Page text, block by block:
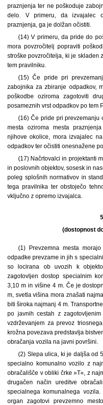
praznjenja ter ne poškoduje
delo. V primeru, da izvajalec
praznjenja, ga je dolžan očistiti.
(14) V primeru, da pride do
mora povzročitelj popraviti
stroške povzročitelja, ki je skladen
tem pravilniku.
(15) Če pride pri
zabojnika za zbiranje odpadkov,
poškodbe oziroma zagotoviti
posameznih vrst odpadkov po tem
(16) Če pride pri prevzemanju
mesta oziroma mesta
njihove okolice, mora izvajalec
odpadkov ter očistiti onesnažene
(17) Načrtovalci in projektanti
in poslovnih objektov, sosesk in
poleg splošnih normativov in
tega pravilnika ter obstoječo
vključno z opremo izvajalca.
(dostopnost
(1)
Prevzemna mesta
odpadke prevzame in jih s
so locirana ob uvozih k
zagotovljen dostop specialnim
3,10 m in višine 4 m. Če je
m, svetla višina mora znašati
biti široka najmanj 4 m.
po javnih cestah z
vzdrževanjem za prevoz
krožna povezava predstavlja
obračanja vozila na javni površini.
(2) Slepa ulica, ki je daljša od
specialno komunalno vozilo z
obračališče v obliki črke »T«, z
drugačen način ureditve
specialnega komunalnega
organ zagotovi prevzemno